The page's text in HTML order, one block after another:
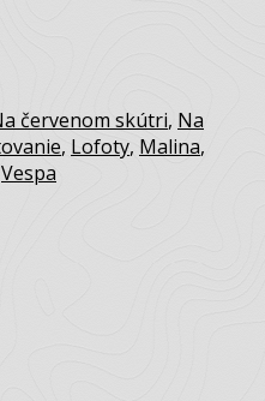
červenom skútri, Na
, Lofoty, Malina,
Vespa